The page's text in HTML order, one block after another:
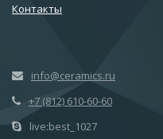
Контакты
info@ceramics.ru
+7 (812) 610-60-60
live:best_1027